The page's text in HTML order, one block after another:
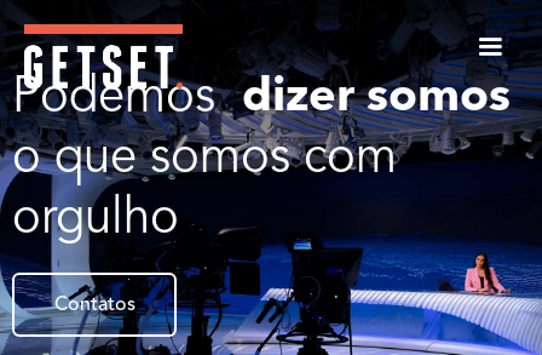
Podemosdizer somos
o que somos com
orgulho
Contatos